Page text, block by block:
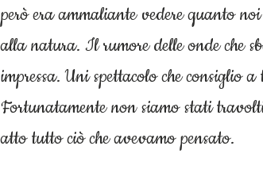
però era ammaliante vedere quanto
alla natura. Il rumore delle onde che
impressa. Uni spettacolo che
Fortunatamente non siamo stati
atto tutto ciò che avevamo pensato.